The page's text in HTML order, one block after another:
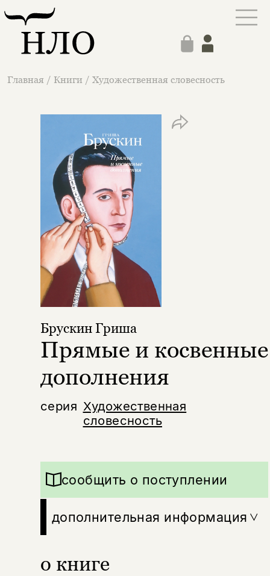
Главная / Книги / Художественная словесность
серия Художественная
словесность
Брускин Гриша
Прямые и косвенные
дополнения
о книге
сообщить о поступлении
дополнительная информация